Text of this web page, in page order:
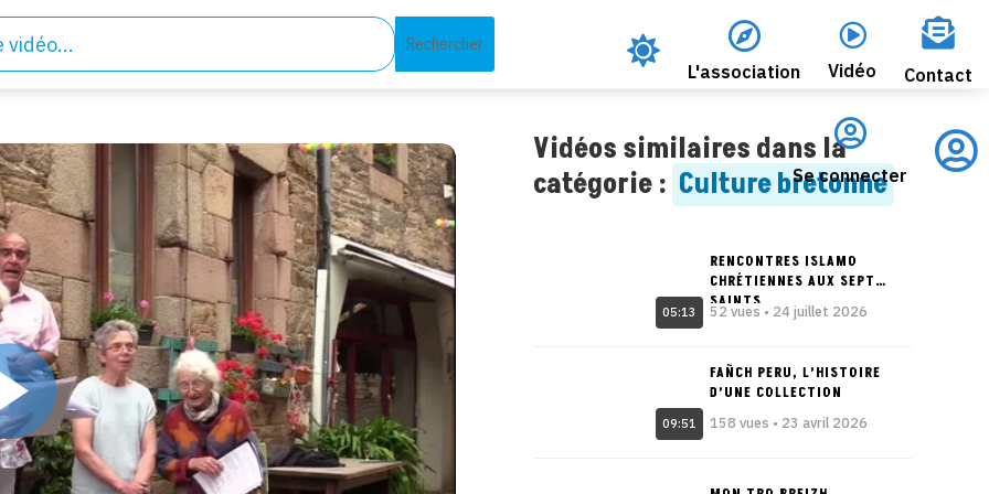
 
L'association

Vidéo

Contact

Se connecter

Vidéos similaires dans la
catégorie : Culture bretonne
05:13
RENCONTRES ISLAMO
CHRÉTIENNES AUX SEPT
SAINTS
52 vues • 24 juillet 2026
09:51
FAÑCH PERU, L’HISTOIRE
D’UNE COLLECTION
158 vues • 23 avril 2026